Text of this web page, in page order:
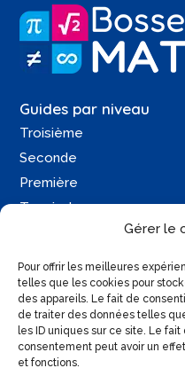
Gérer le
Pour offrir les meilleures
telles que les cookies pour
des appareils. Le fait de
de traiter des données telles
les ID uniques sur ce site. Le
consentement peut avoir un
et fonctions.
Guides par niveau
Troisième
Seconde
Première
Terminale
Contactez-moi
Retrouvez moi sur :